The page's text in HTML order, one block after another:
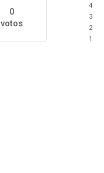
0
votos
4
3
2
1